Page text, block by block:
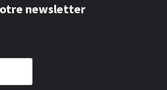
newsletter